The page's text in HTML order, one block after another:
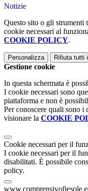
Notizie
Questo sito o gli strumenti
cookie necessari al
COOKIE POLICY.
Personalizza Rifiuta tutti
Gestione cookie
In questa schermata è
I cookie necessari sono
piattaforma e non è
Per conoscere quali sono i
visionare la COOKIE
Cookie necessari per il
I cookie necessari per il
disabilitati. È possibile
policy.